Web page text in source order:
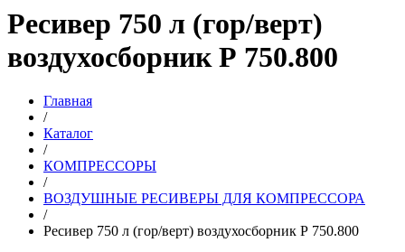
Ресивер 750 л (гор/верт)
воздухосборник Р 750.800
Главная
/
Каталог
/
КОМПРЕССОРЫ
/
ВОЗДУШНЫЕ РЕСИВЕРЫ ДЛЯ КОМПРЕССОРА
/
Ресивер 750 л (гор/верт) воздухосборник Р 750.800